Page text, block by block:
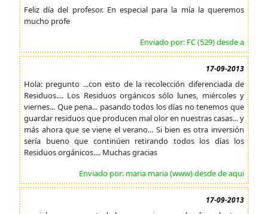
Feliz día del profesor. En especial para la mía la queremos
mucho profe
Enviado por: FC (529) desde a
17-09-2013
Hola: pregunto ...con esto de la recolección diferenciada de
Residuos.... Los Residuos orgánicos sólo lunes, miércoles y
viernes... Que pena... pasando todos los días no tenemos que
guardar residuos que producen mal olor en nuestras casas... y
más ahora que se viene el verano... Si bien es otra inversión
sería bueno que continúen retirando todos los días los
Residuos orgánicos.... Muchas gracias
Enviado por: maria maria (www) desde de aqui
17-09-2013